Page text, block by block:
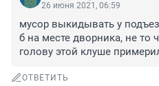
26 июня 2021, 06:59
мусор выкидывать у
б на месте дворника, не то
голову этой клуше
ОТВЕТИТЬ